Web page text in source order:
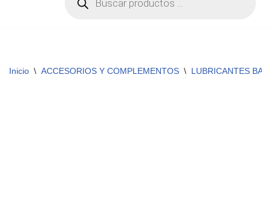
Inicio \ ACCESORIOS Y COMPLEMENTOS \ LUBRICANTES